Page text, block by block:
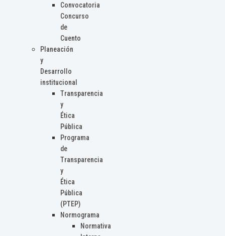
Convocatoria
Concurso
de
Cuento
Planeación
y
Desarrollo
institucional
Transparencia
y
Ética
Pública
Programa
de
Transparencia
y
Ética
Pública
(PTEP)
Normograma
Normativa